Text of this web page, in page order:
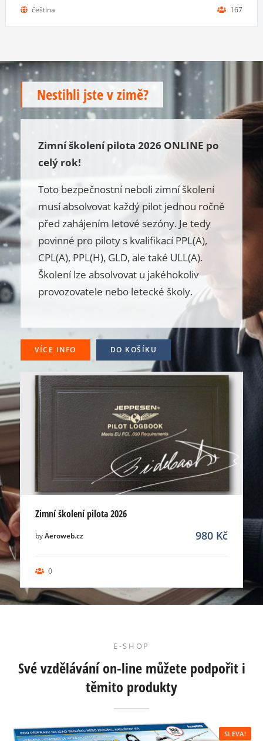
čeština 167
Nestihli jste v zimě?
Zimní školení pilota 2026 ONLINE po
celý rok!
Toto bezpečnostní neboli zimní školení
musí absolvovat každý pilot jednou ročně
před zahájením letové sezóny. Je tedy
povinné pro piloty s kvalifikací PPL(A),
CPL(A), PPL(H), GLD, ale také ULL(A).
Školení lze absolvovat u jakéhokoliv
provozovatele nebo letecké školy.
VÍCE INFO DO KOŠÍKU
Zimní školení pilota 2026
byAeroweb.cz 980 Kč
0
E-SHOP
Své vzdělávání on-line můžete podpořit i
těmito produkty
SLEVA!